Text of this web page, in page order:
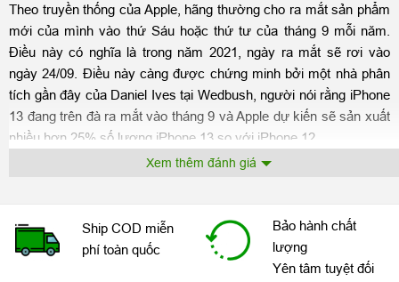
Theo truyền thống của Apple, hãng thường cho ra mắt sản phẩm
mới của mình vào thứ Sáu hoặc thứ tư của tháng 9 mỗi năm.
Điều này có nghĩa là trong năm 2021, ngày ra mắt sẽ rơi vào
ngày 24/09. Điều này càng được chứng minh bởi một nhà phân
tích gần đây của Daniel Ives tại Wedbush, người nói rằng iPhone
13 đang trên đà ra mắt vào tháng 9 và Apple dự kiến sẽ sản xuất
nhiều hơn 25% số lượng iPhone 13 so với iPhone 12.
Xem thêm đánh giá
Ship COD miễn
phí toàn quốc
Bảo hành chất
lượng
Yên tâm tuyệt đối